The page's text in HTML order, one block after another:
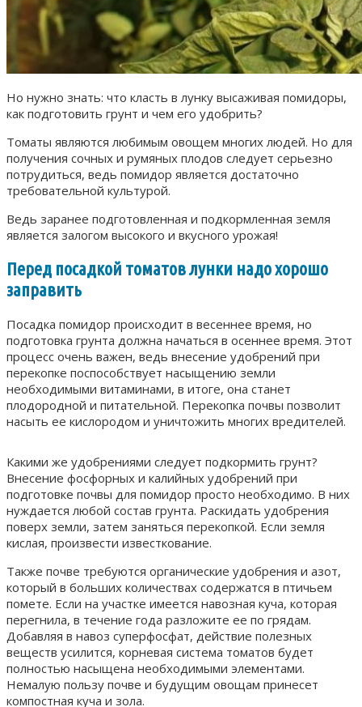
Но нужно знать: что класть в лунку высаживая помидоры,
как подготовить грунт и чем его удобрить?
Томаты являются любимым овощем многих людей. Но для
получения сочных и румяных плодов следует серьезно
потрудиться, ведь помидор является достаточно
требовательной культурой.
Ведь заранее подготовленная и подкормленная земля
является залогом высокого и вкусного урожая!
Перед посадкой томатов лунки надо хорошо
заправить
Посадка помидор происходит в весеннее время, но
подготовка грунта должна начаться в осеннее время. Этот
процесс очень важен, ведь внесение удобрений при
перекопке поспособствует насыщению земли
необходимыми витаминами, в итоге, она станет
плодородной и питательной. Перекопка почвы позволит
насыть ее кислородом и уничтожить многих вредителей.
Какими же удобрениями следует подкормить грунт?
Внесение фосфорных и калийных удобрений при
подготовке почвы для помидор просто необходимо. В них
нуждается любой состав грунта. Раскидать удобрения
поверх земли, затем заняться перекопкой. Если земля
кислая, произвести известкование.
Также почве требуются органические удобрения и азот,
который в больших количествах содержатся в птичьем
помете. Если на участке имеется навозная куча, которая
перегнила, в течение года разложите ее по грядам.
Добавляя в навоз суперфосфат, действие полезных
веществ усилится, корневая система томатов будет
полностью насыщена необходимыми элементами.
Немалую пользу почве и будущим овощам принесет
компостная куча и зола.